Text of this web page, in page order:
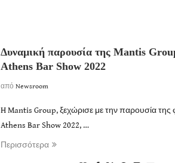
Δυναμική παρουσία της Mantis
Athens Bar Show 2022
από Newsroom
H Mantis Group, ξεχώρισε με την παρουσία της
Athens Bar Show 2022, …
Περισσότερα